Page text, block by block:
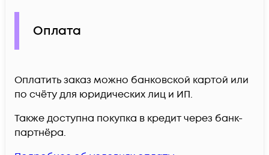
Оплата
Оплатить заказ можно банковской картой или
по счёту для юридических лиц и ИП.
Также доступна покупка в кредит через банк-
партнёра.